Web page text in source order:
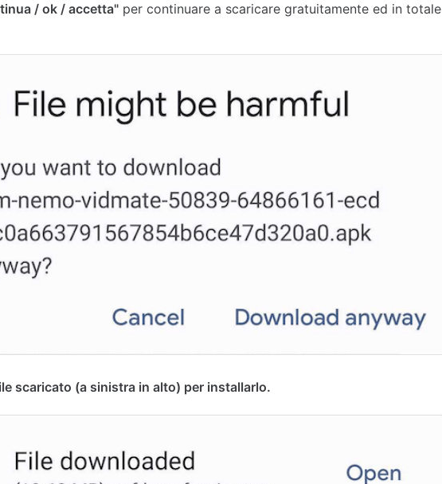
/ ok / accetta" per continuare a scaricare gratuitamente ed in totale
scaricato (a sinistra in alto) per installarlo.